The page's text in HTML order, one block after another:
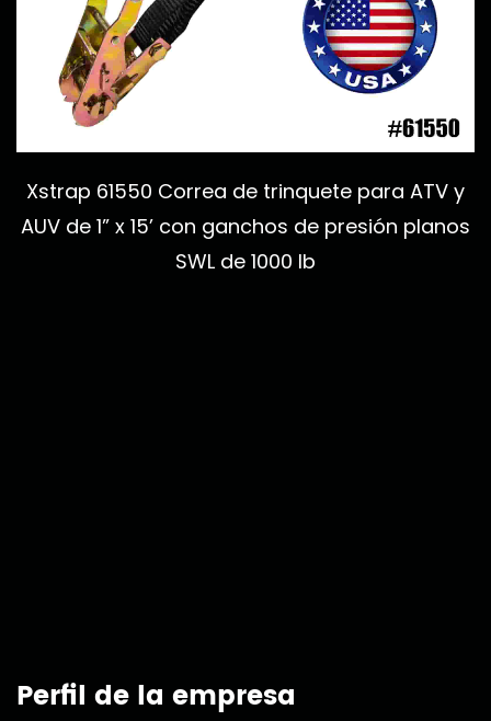
Xstrap 61550 Correa de trinquete para ATV y
AUV de 1” x 15’ con ganchos de presión planos
SWL de 1000 lb
Perfil de la empresa